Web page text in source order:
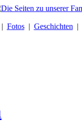
Fotos| Geschichten |